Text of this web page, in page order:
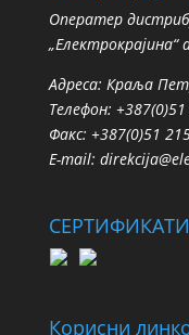
Oператер
„Електрокрајина“
Адреса: Краља
Телефон:
Факс: +387(0)51
E-mail:
СЕРТИФИКАТИ
Корисни